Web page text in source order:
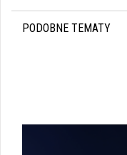
PODOBNE TEMATY